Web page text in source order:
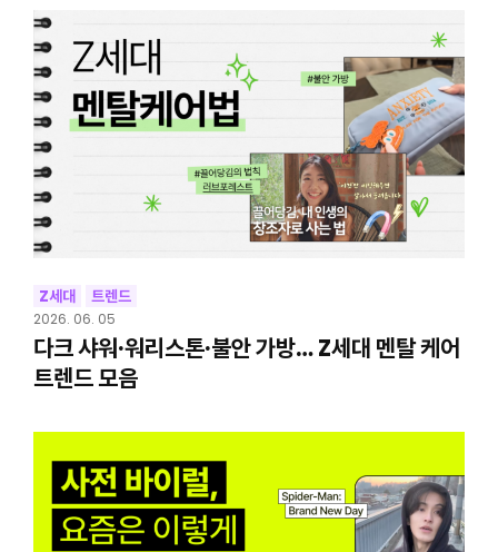
Z세대 트렌드
2026. 06. 05
다크 샤워·워리스톤·불안 가방… Z세대 멘탈 케어
트렌드 모음